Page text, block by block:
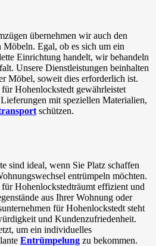
übernehmen wir auch den
Möbeln. Egal, ob es sich um ein
Einrichtung handelt, wir behandeln
Unsere Dienstleistungen beinhalten
Möbel, soweit dies erforderlich ist.
Hohenlockstedt gewährleistet
mit speziellen Materialien,
schützen.
sind ideal, wenn Sie Platz schaffen
entrümpeln möchten.
Hohenlockstedträumt effizient und
aus Ihrer Wohnung oder
für Hohenlockstedt steht
und Kundenzufriedenheit.
um ein individuelles
Entrümpelung zu bekommen.